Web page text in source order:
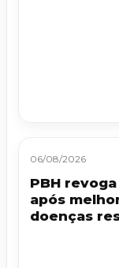
06/08/2026
PBH
após
doenças